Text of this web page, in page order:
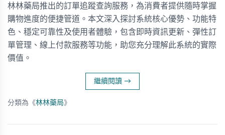
林林藥局推出的訂單追蹤查詢服務，為消費者提供隨時掌握
購物進度的便捷管道。本文深入探討系統核心優勢、功能特
色、穩定可靠性及使用者體驗，包含即時資訊更新、彈性訂
單管理、線上付款服務等功能，助您充分理解此系統的實際
價值。
繼續閱讀 →
分類為《林林藥局》